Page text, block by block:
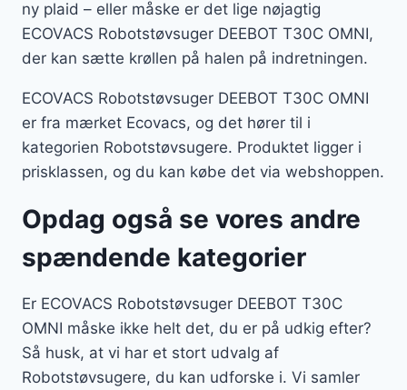
ny plaid – eller måske er det lige nøjagtig
ECOVACS Robotstøvsuger DEEBOT T30C OMNI,
der kan sætte krøllen på halen på indretningen.
ECOVACS Robotstøvsuger DEEBOT T30C OMNI
er fra mærket Ecovacs, og det hører til i
kategorien Robotstøvsugere. Produktet ligger i
prisklassen, og du kan købe det via webshoppen.
Opdag også se vores andre
spændende kategorier
Er ECOVACS Robotstøvsuger DEEBOT T30C
OMNI måske ikke helt det, du er på udkig efter?
Så husk, at vi har et stort udvalg af
Robotstøvsugere, du kan udforske i. Vi samler